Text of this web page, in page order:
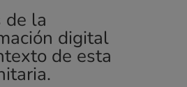
de la
digital
de esta